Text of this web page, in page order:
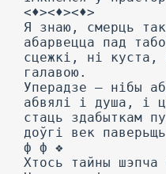
<♦><♦><♦>
Я знаю, смерць
абарвецца пад
сцежкі, ні куста,
галавою.
Уперадзе — нібы
абвялі і душа, і
стаць здабыткам
доўгі век
ф ф ❖
Хтось тайны